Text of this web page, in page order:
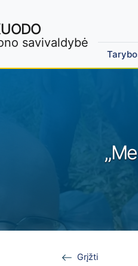
savivaldybė
Grįžti